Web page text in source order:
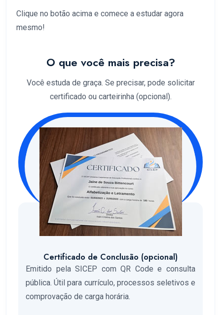
Clique no botão acima e comece a estudar agora
mesmo!
O que você mais precisa?
Você estuda de graça. Se precisar, pode solicitar
certificado ou carteirinha (opcional).
Certificado de Conclusão (opcional)
Emitido pela SICEP com QR Code e consulta
pública. Útil para currículo, processos seletivos e
comprovação de carga horária.